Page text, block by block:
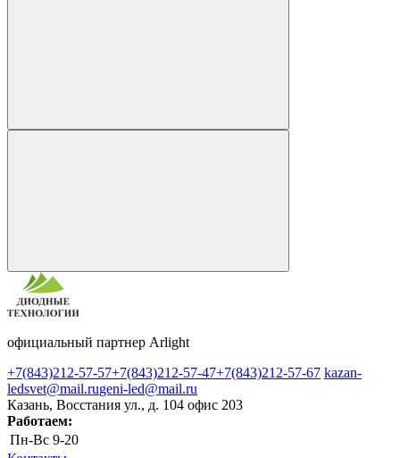
официальный партнер Arlight
+7(843)212-57-57+7(843)212-57-47+7(843)212-57-67 kazan-
ledsvet@mail.rugeni-led@mail.ru
Казань, Восстания ул., д. 104 офис 203
Работаем:
Пн-Вс 9-20